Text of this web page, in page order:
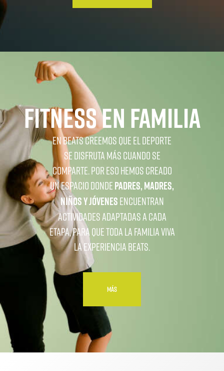
FITNESS EN FAMILIA
EN BEATS CREEMOS QUE EL DEPORTE
SE DISFRUTA MÁS CUANDO SE
COMPARTE. POR ESO HEMOS CREADO
UN ESPACIO DONDEPADRES, MADRES,
NIÑOS Y JÓVENESENCUENTRAN
ACTIVIDADES ADAPTADAS A CADA
ETAPA, PARA QUE TODA LA FAMILIA VIVA
LA EXPERIENCIA BEATS.
MÁS